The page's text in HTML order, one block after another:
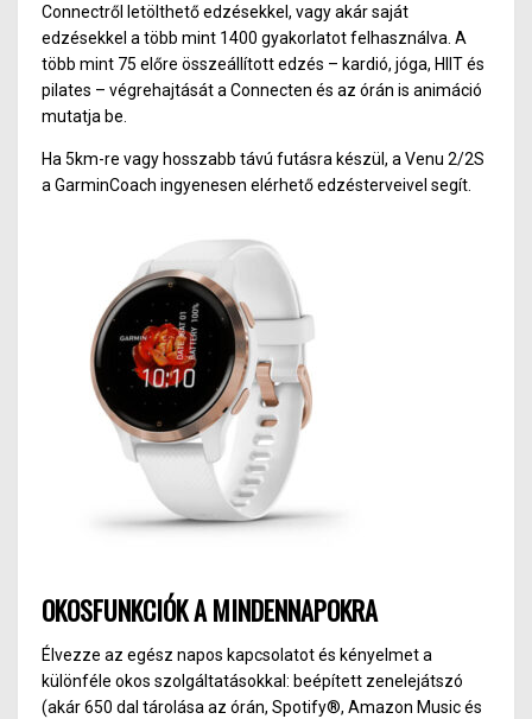
Connectről letölthető edzésekkel, vagy akár saját
edzésekkel a több mint 1400 gyakorlatot felhasználva. A
több mint 75 előre összeállított edzés – kardió, jóga, HIIT és
pilates – végrehajtását a Connecten és az órán is animáció
mutatja be.
Ha 5km-re vagy hosszabb távú futásra készül, a Venu 2/2S
a GarminCoach ingyenesen elérhető edzésterveivel segít.
OKOSFUNKCIÓK A MINDENNAPOKRA
Élvezze az egész napos kapcsolatot és kényelmet a
különféle okos szolgáltatásokkal: beépített zenelejátszó
(akár 650 dal tárolása az órán, Spotify®, Amazon Music és